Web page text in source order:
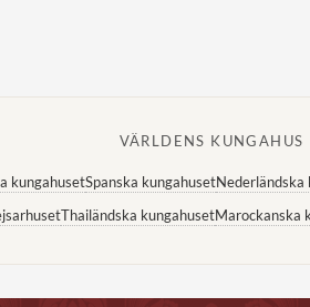
VÄRLDENS KUNGAHUS
kungahusetSpanska kungahusetNederländska
Thailändska kungahusetMarockanska